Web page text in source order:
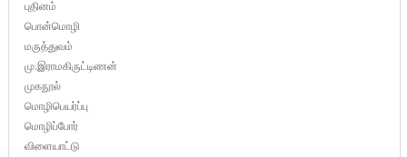
புதினம்
பொன்மொழி
மருத்துவம்
மு.இராமகிருட்டிணன்
முகநூல்
மொழிபெயர்ப்பு
மொழிப்போர்
விளையாட்டு